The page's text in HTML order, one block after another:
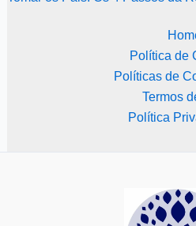
Política de
Políticas de
Termos
Política